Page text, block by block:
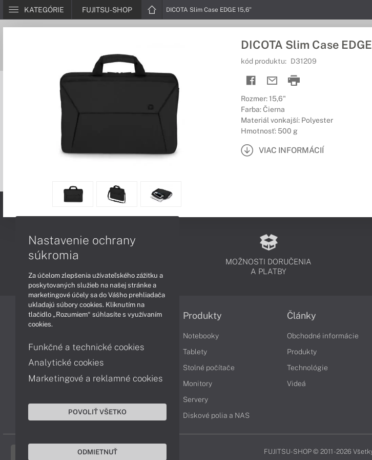
KATEGÓRIE FUJITSU-SHOP DICOTA Slim Case EDGE 15,6"
DICOTA Slim Case
kód produktu: D31209
Rozmer: 15,6"
Farba: Čierna
Materiál vonkajší: Polyester
Hmotnosť: 500 g
VIAC INFORMÁCIÍ
MOŽNOSTI DORUČENIA
A PLATBY
Informácie
Reklamačné podmienky
Ochrana osobných údajov
Vrátenie tovaru
Cookies
Produkty
Notebooky
Tablety
Stolné počítače
Monitory
Servery
Diskové polia a NAS
Články
Obchodné informácie
Produkty
Technológie
Videá
FUJITSU-SHOP © 2011 - 2026
Nastavenie ochrany
súkromia
Za účelom zlepšenia užívateľského zážitku a
poskytovaných služieb na našej stránke a
marketingové účely sa do Vášho prehliadača
ukladajú súbory cookies. Kliknutím na
tlačidlo „Rozumiem“ súhlasíte s využívaním
cookies.
Funkčné a technické cookies
Analytické cookies
Marketingové a reklamné cookies
POVOLIŤ VŠETKO
ODMIETNUŤ